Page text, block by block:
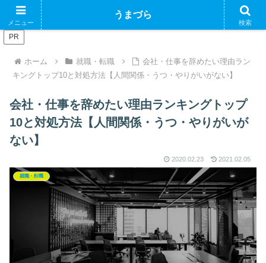
ブログで収益化できるかやってみるブログ
PR
ホーム 就職・転職
会社・仕事を辞めたい理由ラン
キングトップ10と対処方法【人間関係・うつ・やりがいがない】
会社・仕事を辞めたい理由ランキングトップ
10と対処方法【人間関係・うつ・やりがいが
ない】
2020.02.23 2021.02.05
就職・転職
メニュー
うまづら
検索